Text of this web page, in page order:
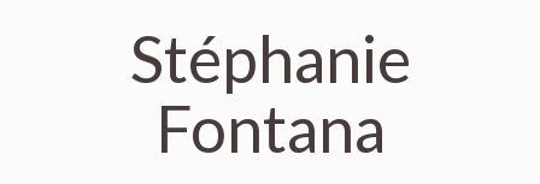
Stéphanie
Fontana